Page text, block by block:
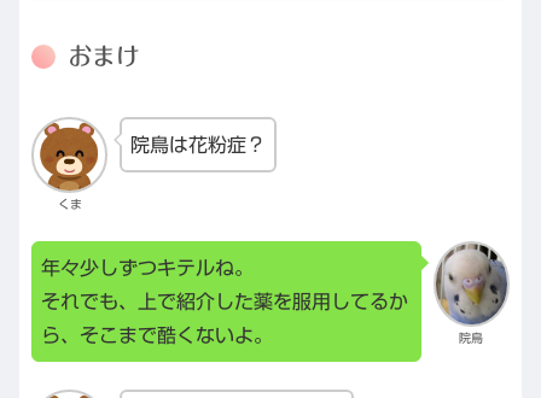
おまけ
くま
院鳥は花粉症？
院鳥
年々少しずつキテルね。
それでも、上で紹介した薬を服用してるか
ら、そこまで酷くないよ。